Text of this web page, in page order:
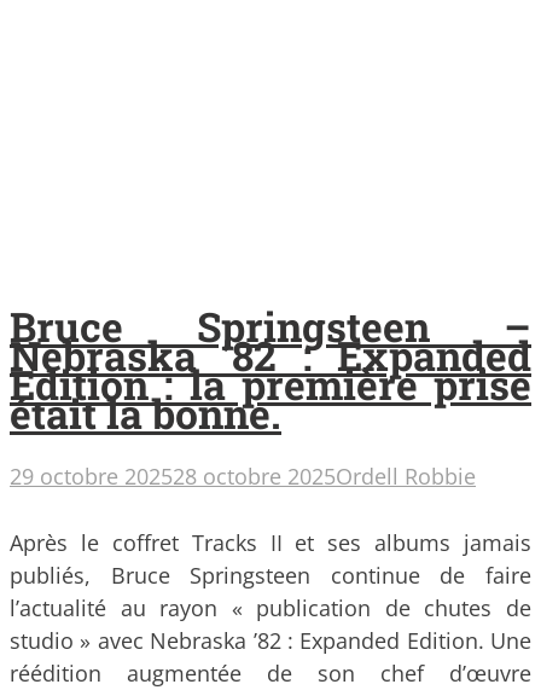
Bruce Springsteen –
Nebraska ’82 : Expanded
Edition : la première prise
était la bonne.
29 octobre 202528 octobre 2025Ordell Robbie
Après le coffret Tracks II et ses albums jamais
publiés, Bruce Springsteen continue de faire
l’actualité au rayon « publication de chutes de
studio » avec Nebraska ’82 : Expanded Edition. Une
réédition augmentée de son chef d’œuvre